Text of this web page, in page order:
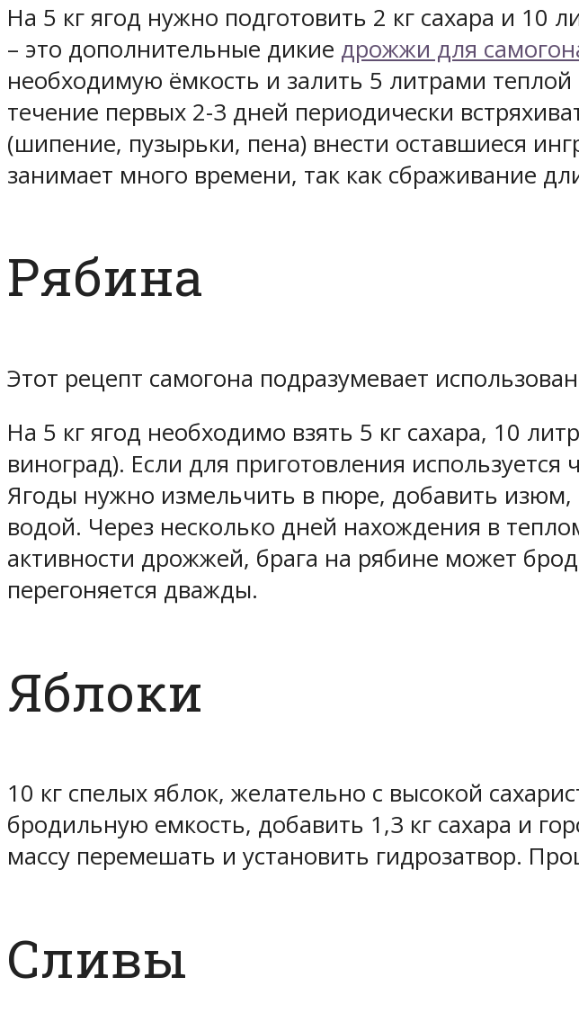
На 5 кг ягод нужно подготовить 2 кг сахара и
– это дополнительные дикие дрожжи для
необходимую ёмкость и залить 5 литрами
течение первых 2-3 дней периодически
(шипение, пузырьки, пена) внести оставшиеся
занимает много времени, так как сбраживание
Рябина
Этот рецепт самогона подразумевает
На 5 кг ягод необходимо взять 5 кг сахара, 10
виноград). Если для приготовления
Ягоды нужно измельчить в пюре, добавить изюм,
водой. Через несколько дней нахождения в
активности дрожжей, брага на рябине может
перегоняется дважды.
Яблоки
10 кг спелых яблок, желательно с высокой
бродильную емкость, добавить 1,3 кг сахара и
массу перемешать и установить гидрозатвор.
Сливы